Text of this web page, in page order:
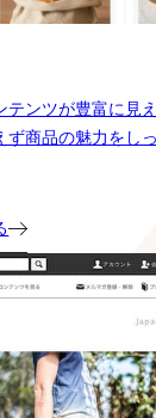
テンツが豊富に見
ず商品の魅力をし